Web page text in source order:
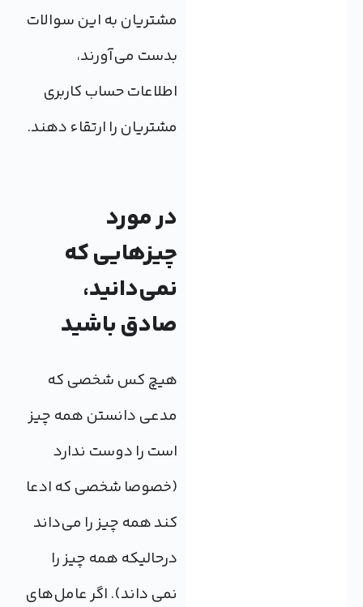
مشتریان به این سوالات
بدست می‌آورند،
اطلاعات حساب کاربری
مشتریان را ارتقاء دهند.
در مورد
چیزهایی که
نمی‌دانید،
صادق باشید
هیچ کس شخصی که
مدعی دانستن همه چیز
است را دوست ندارد
(خصوصا شخصی که ادعا
کند همه چیز را می‌داند
درحالیکه همه چیز را
نمی داند). اگر عامل‌های